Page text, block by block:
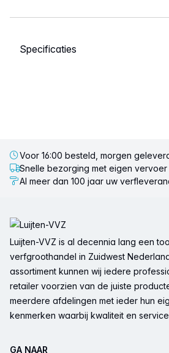
Selecteer een tabblad
Voor 16:00 besteld, morgen
Snelle bezorging met eigen vervoer
Al meer dan 100 jaar uw
Luijten-VVZ is al decennia lang een
verfgroothandel in Zuidwest
assortiment kunnen wij iedere
retailer voorzien van de juiste
meerdere afdelingen met ieder hun
kenmerken waarbij kwaliteit en
GA NAAR